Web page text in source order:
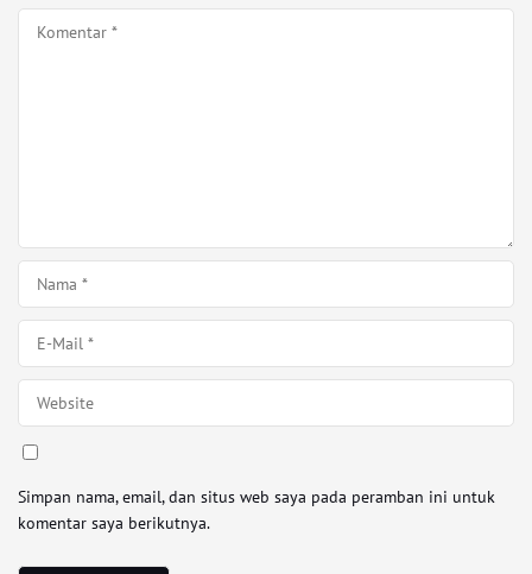
Simpan nama, email, dan situs web saya pada peramban ini untuk
komentar saya berikutnya.